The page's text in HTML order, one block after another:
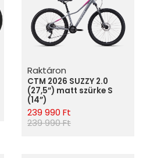
Raktáron
CTM 2026 SUZZY 2.0
(27,5”) matt szürke S
(14”)
239 990 Ft
239 990 Ft